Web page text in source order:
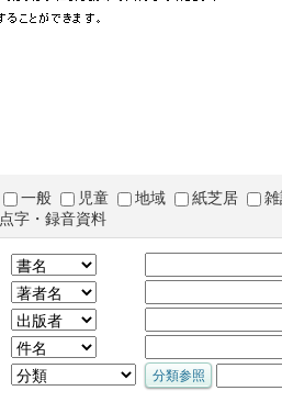
一般 児童 地域 紙芝居
点字・録音資料